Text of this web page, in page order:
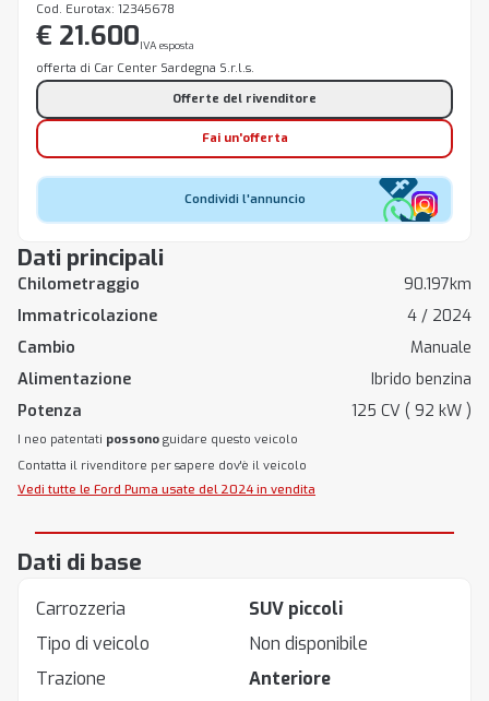
Dati principali
Chilometraggio
90.197km
Immatricolazione
4 / 2024
Cambio
Manuale
Alimentazione
Ibrido benzina
Potenza
125 CV ( 92 kW )
I neo patentati possono guidare questo veicolo
Contatta il rivenditore per sapere dov'è il veicolo
Vedi tutte le Ford Puma usate del 2024 in vendita
Cod. Eurotax: 12345678
€ 21.600IVA esposta
offerta di Car Center Sardegna S.r.l.s.
Offerte del rivenditore
Fai un'offerta
Condividi l'annuncio
Dati di base
Carrozzeria
SUV piccoli
Tipo di veicolo
Non disponibile
Trazione
Anteriore